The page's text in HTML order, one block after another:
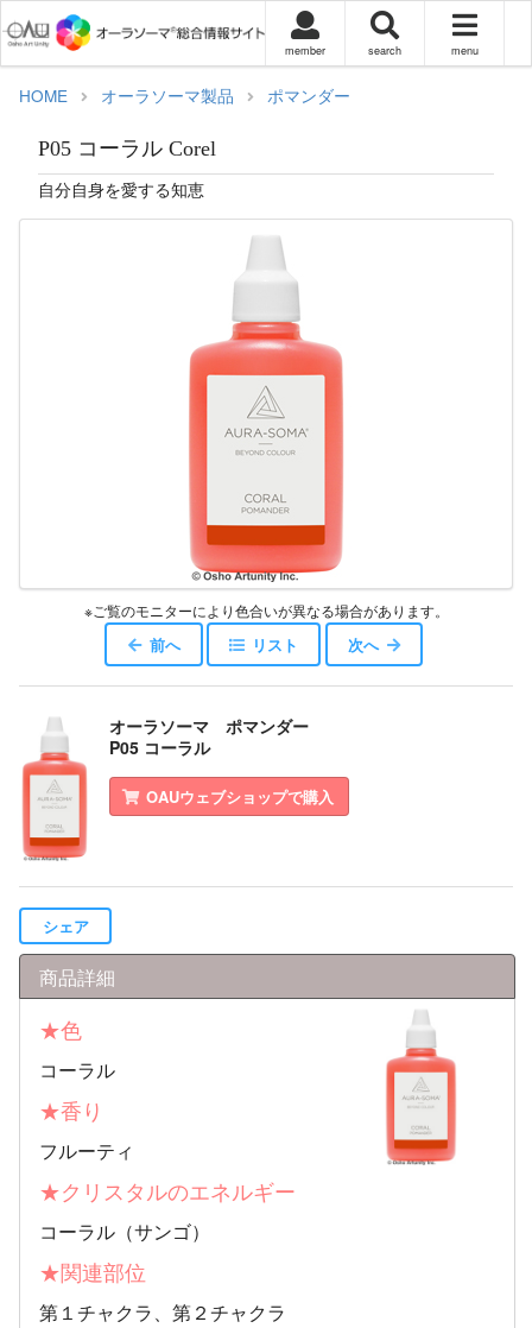
member search menu
HOME オーラソーマ製品 ポマンダー
P05 コーラル Corel
自分自身を愛する知恵
※ご覧のモニターにより色合いが異なる場合があります。
前へ リスト 次へ
オーラソーマ ポマンダー
P05 コーラル
OAUウェブショップで購入
シェア
商品詳細
★色
コーラル
★香り
フルーティ
★クリスタルのエネルギー
コーラル（サンゴ）
★関連部位
第１チャクラ、第２チャクラ